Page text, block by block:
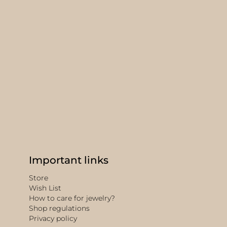
Important links
Store
Wish List
How to care for jewelry?
Shop regulations
Privacy policy